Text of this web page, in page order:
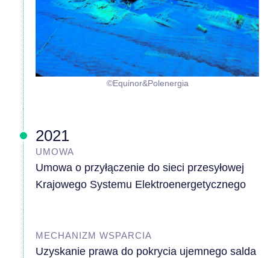
©Equinor&Polenergia
2021
UMOWA
Umowa o przyłączenie do sieci przesyłowej
Krajowego Systemu Elektroenergetycznego
MECHANIZM WSPARCIA
Uzyskanie prawa do pokrycia ujemnego salda